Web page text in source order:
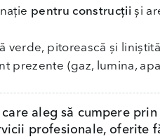
pentru construcții și
verde, pitorească și
prezente (gaz, lumina,
aleg să cumpere
profesionale, oferite